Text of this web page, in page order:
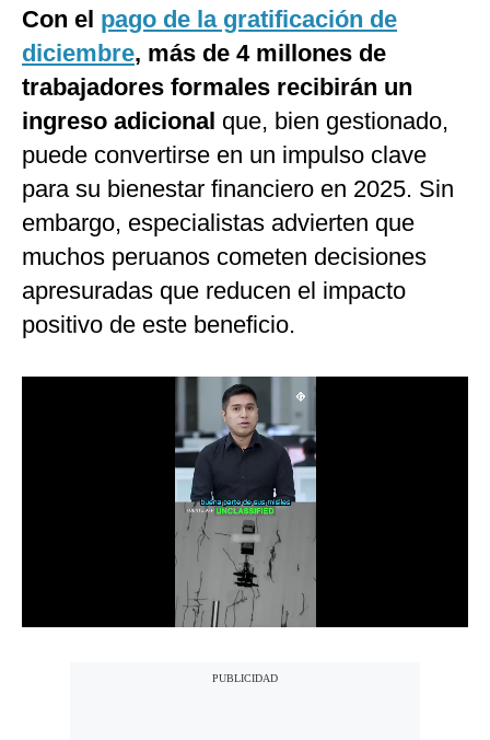
España
Internacional
Tecnología
Mix
G de Gestión
Notas Contratadas
Podcast
Con el pago de la gratificación de
diciembre, más de 4 millones de
trabajadores formales recibirán un
ingreso adicional que, bien gestionado,
puede convertirse en un impulso clave
para su bienestar financiero en 2025. Sin
embargo, especialistas advierten que
muchos peruanos cometen decisiones
apresuradas que reducen el impacto
positivo de este beneficio.